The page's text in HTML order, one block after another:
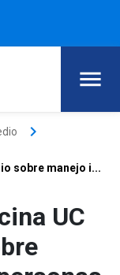
keyboard_arrow_right
sobre manejo i...
UC